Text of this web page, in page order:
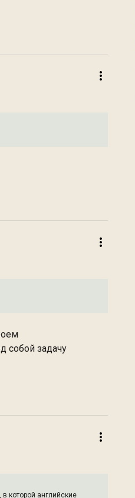
собой задачу
которой английские